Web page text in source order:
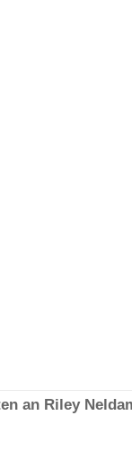
an Riley